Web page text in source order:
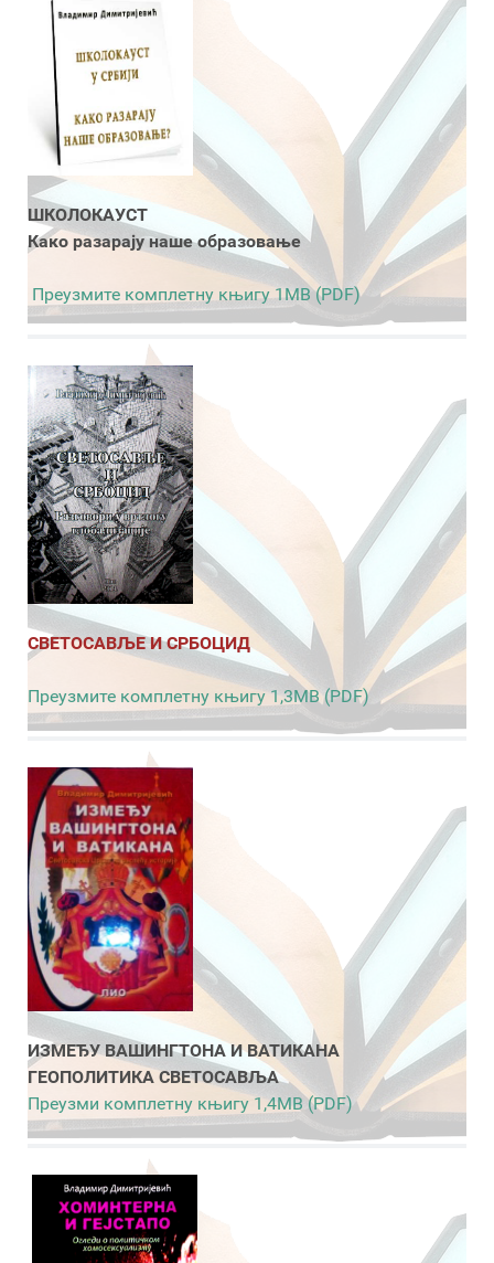
ШКОЛОКАУСТ
Како разарају наше образовање
Преузмите комплетну књигу 1MB (PDF)
СВЕТОСАВЉЕ И СРБОЦИД
Преузмите комплетну књигу 1,3MB (PDF)
ИЗМЕЂУ ВАШИНГТОНА И ВАТИКАНА
ГЕОПОЛИТИКА СВЕТОСАВЉА
Преузми комплетну књигу 1,4MB (PDF)